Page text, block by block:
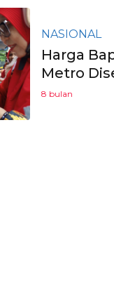
NASIONAL
Harga
Metro
8 bulan